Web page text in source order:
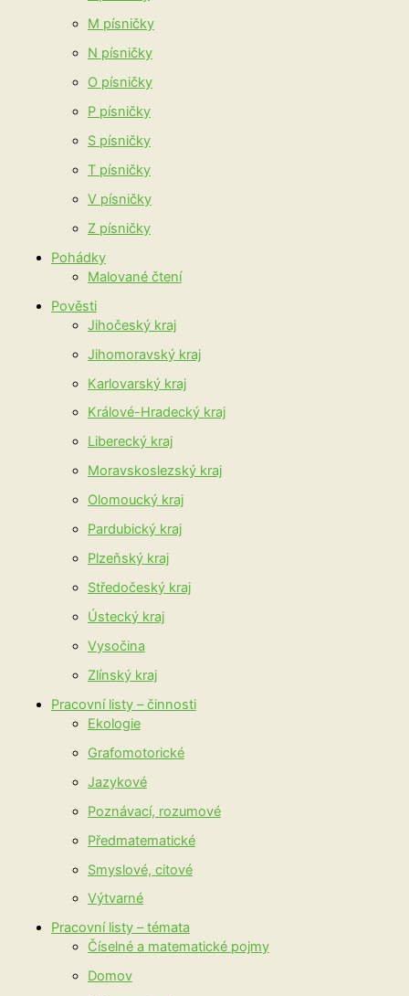
M písničky
N písničky
O písničky
P písničky
S písničky
T písničky
V písničky
Z písničky
Pohádky
Malované čtení
Pověsti
Jihočeský kraj
Jihomoravský kraj
Karlovarský kraj
Králové-Hradecký kraj
Liberecký kraj
Moravskoslezský kraj
Olomoucký kraj
Pardubický kraj
Plzeňský kraj
Středočeský kraj
Ústecký kraj
Vysočina
Zlínský kraj
Pracovní listy – činnosti
Ekologie
Grafomotorické
Jazykové
Poznávací, rozumové
Předmatematické
Smyslové, citové
Výtvarné
Pracovní listy – témata
Číselné a matematické pojmy
Domov